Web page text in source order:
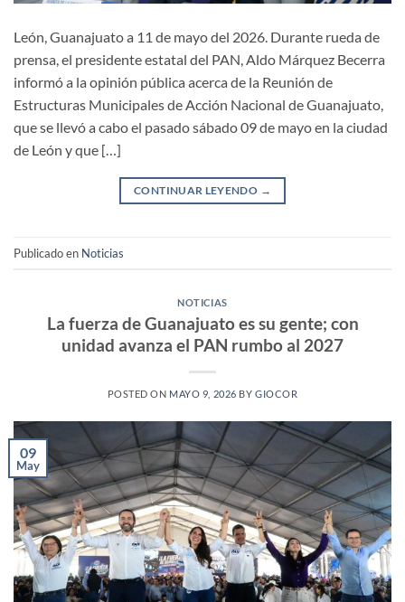
León, Guanajuato a 11 de mayo del 2026. Durante rueda de
prensa, el presidente estatal del PAN, Aldo Márquez Becerra
informó a la opinión pública acerca de la Reunión de
Estructuras Municipales de Acción Nacional de Guanajuato,
que se llevó a cabo el pasado sábado 09 de mayo en la ciudad
de León y que […]
CONTINUAR LEYENDO →
Publicado en Noticias
NOTICIAS
La fuerza de Guanajuato es su gente; con
unidad avanza el PAN rumbo al 2027
POSTED ON MAYO 9, 2026 BYGIOCOR
09
May